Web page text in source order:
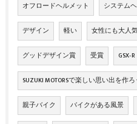
オフロードヘルメット システム
デザイン 軽い 女性にも大人
グッドデザイン賞 受賞 GSX‐R
SUZUKI MOTORSで楽しい思い出を作ろ
親子バイク バイクがある風景